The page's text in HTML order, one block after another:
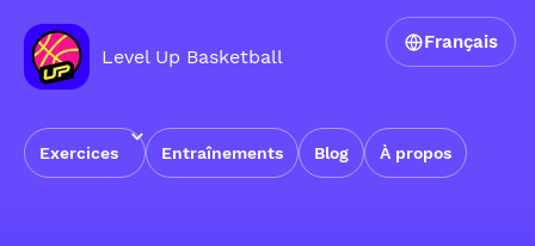
Level Up Basketball
Exercices Entraînements Blog À propos
Français